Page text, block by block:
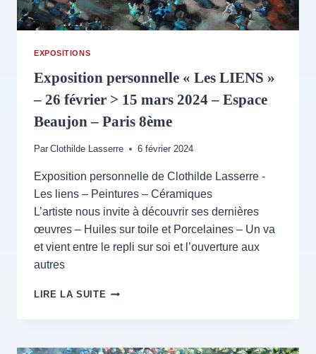
EXPOSITIONS
Exposition personnelle « Les LIENS »
– 26 février > 15 mars 2024 – Espace
Beaujon – Paris 8ème
Par Clothilde Lasserre 6 février 2024
Exposition personnelle de Clothilde Lasserre -
Les liens – Peintures – Céramiques
L’artiste nous invite à découvrir ses dernières
œuvres – Huiles sur toile et Porcelaines – Un va
et vient entre le repli sur soi et l’ouverture aux
autres
LIRE LA SUITE EXPOSITION
–